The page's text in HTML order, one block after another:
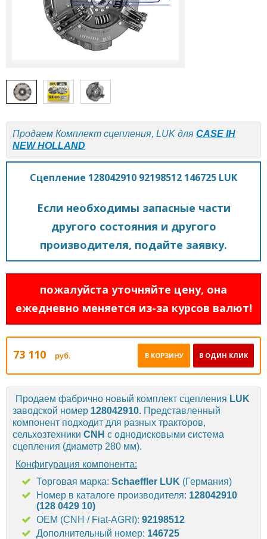
Продаем Комплект сцепления, LUK для CASE IH
NEW HOLLAND
Сцепление 128042910 92198512 146725 LUK
Если необходимы запасные части
другого состояния и другого
производителя, подайте заявку.
пожалуйста уточняйте цену, она
ежедневно меняется из-за курсов валют!
73 110 руб. В ОДИН КЛИК
В КОРЗИНУ
Продаем фабрично новый комплект сцепления LUK
заводской номер 128042910. Представленный
компонент подходит для разных тракторов,
сельхозтехники CNH с однодисковыми система
сцепления (диаметр 280 мм).
Конфигурация компонента:
Торговая марка: Schaeffler LUK (Германия)
Номер в каталоге производителя: 128042910
(128 0429 10)
OEM (CNH / Fiat-AGRI): 92198512
Дополнительный номер: 146725